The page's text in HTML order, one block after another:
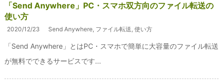
「Send Anywhere」PC・スマホ双方向のファイル転送の
使い方
2020/12/23 Send Anywhere, ファイル転送, 使い方
「Send Anywhere」とはPC・スマホで簡単に大容量のファイル転送
が無料でできるサービスです...